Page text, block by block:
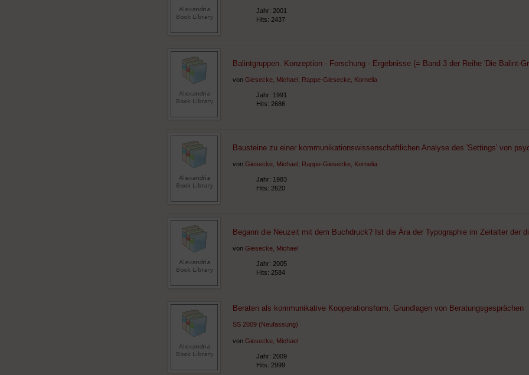
Jahr: 2001
Hits: 2437
Balintgruppen. Konzeption - Forschung - Ergebnisse (= Band 3 der Reihe 'Die Balint-
von Giesecke, Michael Rappe-Giesecke, Kornelia
Jahr: 1991
Hits: 2686
Bausteine zu einer kommunikationswissenschaftlichen Analyse des 'Settings' von
von Giesecke, Michael Rappe-Giesecke, Kornelia
Jahr: 1983
Hits: 2620
Begann die Neuzeit mit dem Buchdruck? Ist die Ära der Typographie im Zeitalter der
von Giesecke, Michael
Jahr: 2005
Hits: 2584
Beraten als kommunikative Kooperationsform. Grundlagen von Beratungsgesprächen
SS 2009 (Neufassung)
von Giesecke, Michael
Jahr: 2009
Hits: 2999